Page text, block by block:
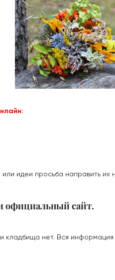
идеи просьба направить их
официальный сайт.
кладбища нет. Вся информация